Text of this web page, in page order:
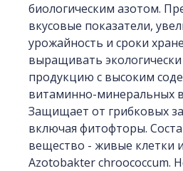
биологическим азотом.
вкусовые показатели,
урожайность и сроки
выращивать
продукцию с высоким
витаминно-минеральных
Защищает от грибковых
включая фитофторы.
вещество - живые клетки
Azotobakter chroococcum.